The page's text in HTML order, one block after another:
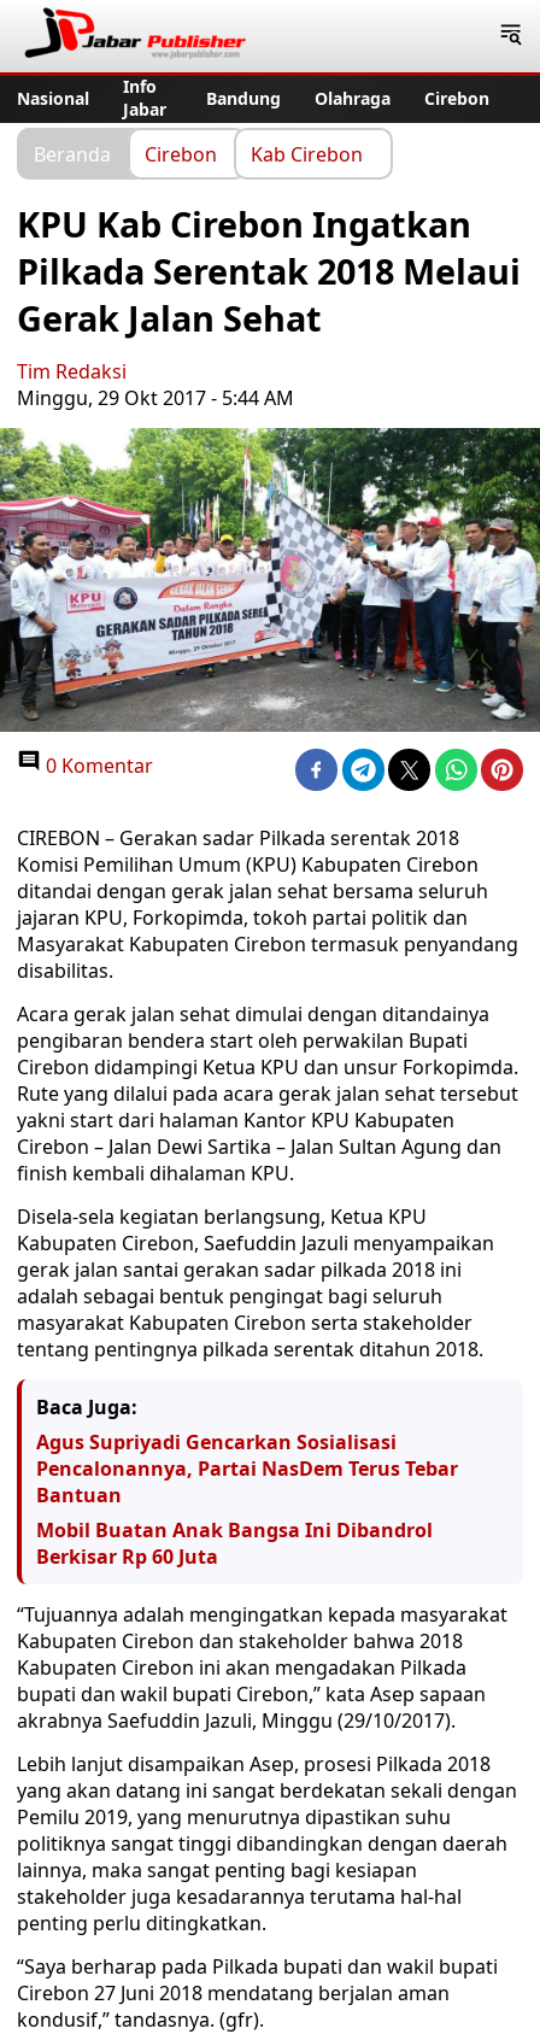
Nasional
Info
Jabar
Bandung Olahraga Cirebon
Beranda Cirebon Kab Cirebon
KPU Kab Cirebon Ingatkan
Pilkada Serentak 2018 Melaui
Gerak Jalan Sehat
Tim Redaksi
Minggu, 29 Okt 2017 - 5:44 AM
0 Komentar
CIREBON – Gerakan sadar Pilkada serentak 2018
Komisi Pemilihan Umum (KPU) Kabupaten Cirebon
ditandai dengan gerak jalan sehat bersama seluruh
jajaran KPU, Forkopimda, tokoh partai politik dan
Masyarakat Kabupaten Cirebon termasuk penyandang
disabilitas.
Acara gerak jalan sehat dimulai dengan ditandainya
pengibaran bendera start oleh perwakilan Bupati
Cirebon didampingi Ketua KPU dan unsur Forkopimda.
Rute yang dilalui pada acara gerak jalan sehat tersebut
yakni start dari halaman Kantor KPU Kabupaten
Cirebon – Jalan Dewi Sartika – Jalan Sultan Agung dan
finish kembali dihalaman KPU.
Disela-sela kegiatan berlangsung, Ketua KPU
Kabupaten Cirebon, Saefuddin Jazuli menyampaikan
gerak jalan santai gerakan sadar pilkada 2018 ini
adalah sebagai bentuk pengingat bagi seluruh
masyarakat Kabupaten Cirebon serta stakeholder
tentang pentingnya pilkada serentak ditahun 2018.
Baca Juga:
Agus Supriyadi Gencarkan Sosialisasi
Pencalonannya, Partai NasDem Terus Tebar
Bantuan
Mobil Buatan Anak Bangsa Ini Dibandrol
Berkisar Rp 60 Juta
“Tujuannya adalah mengingatkan kepada masyarakat
Kabupaten Cirebon dan stakeholder bahwa 2018
Kabupaten Cirebon ini akan mengadakan Pilkada
bupati dan wakil bupati Cirebon,” kata Asep sapaan
akrabnya Saefuddin Jazuli, Minggu (29/10/2017).
Lebih lanjut disampaikan Asep, prosesi Pilkada 2018
yang akan datang ini sangat berdekatan sekali dengan
Pemilu 2019, yang menurutnya dipastikan suhu
politiknya sangat tinggi dibandingkan dengan daerah
lainnya, maka sangat penting bagi kesiapan
stakeholder juga kesadarannya terutama hal-hal
penting perlu ditingkatkan.
“Saya berharap pada Pilkada bupati dan wakil bupati
Cirebon 27 Juni 2018 mendatang berjalan aman
kondusif,” tandasnya. (gfr).